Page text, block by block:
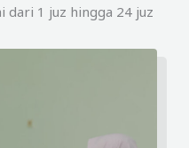
dari 1 juz hingga 24 juz